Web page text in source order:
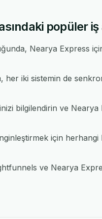
popüler iş
Nearya Express
iki sistemin de
bilgilendirin ve Nearya
için
ve Nearya